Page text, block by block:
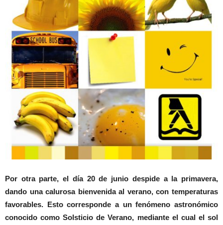
Por otra parte, el día 20 de junio despide a la primavera,
dando una calurosa bienvenida al verano, con temperaturas
favorables. Esto corresponde a un fenómeno astronómico
conocido como Solsticio de Verano, mediante el cual el sol